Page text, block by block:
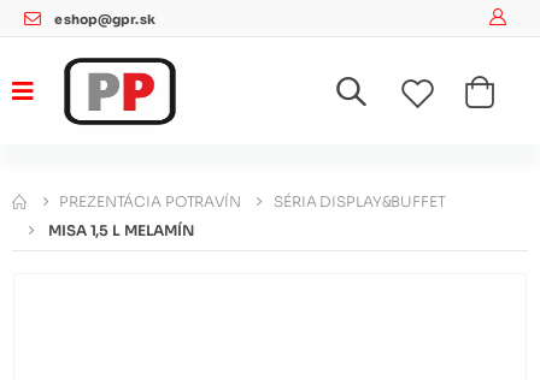
eshop@gpr.sk
PREZENTÁCIA POTRAVÍN
SÉRIA DISPLAY&BUFFET
MISA 1,5 L MELAMÍN